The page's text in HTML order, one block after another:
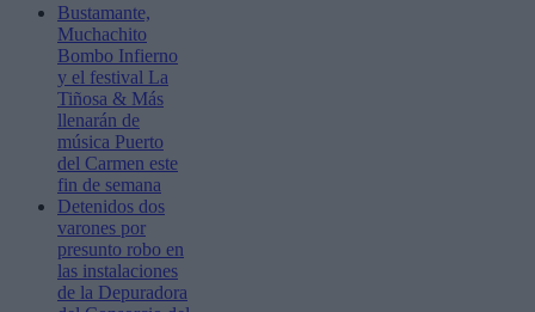
Bustamante,
Muchachito
Bombo Infierno
y el festival La
Tiñosa & Más
llenarán de
música Puerto
del Carmen este
fin de semana
Detenidos dos
varones por
presunto robo en
las instalaciones
de la Depuradora